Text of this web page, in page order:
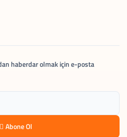
haberdar olmak için e-posta
Abone Ol